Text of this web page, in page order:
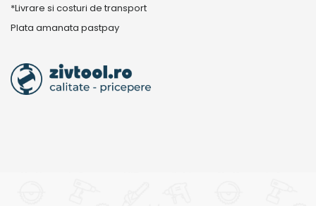
*Livrare si costuri de transport
Plata amanata pastpay